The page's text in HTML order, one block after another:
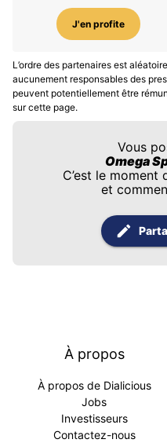
J'en profite
L’ordre des partenaires est
aucunement responsables des
peuvent potentiellement être
sur cette page.
Vous
Omega
C’est le
et
À propos
À propos de Dialicious
Jobs
Investisseurs
Contactez-nous